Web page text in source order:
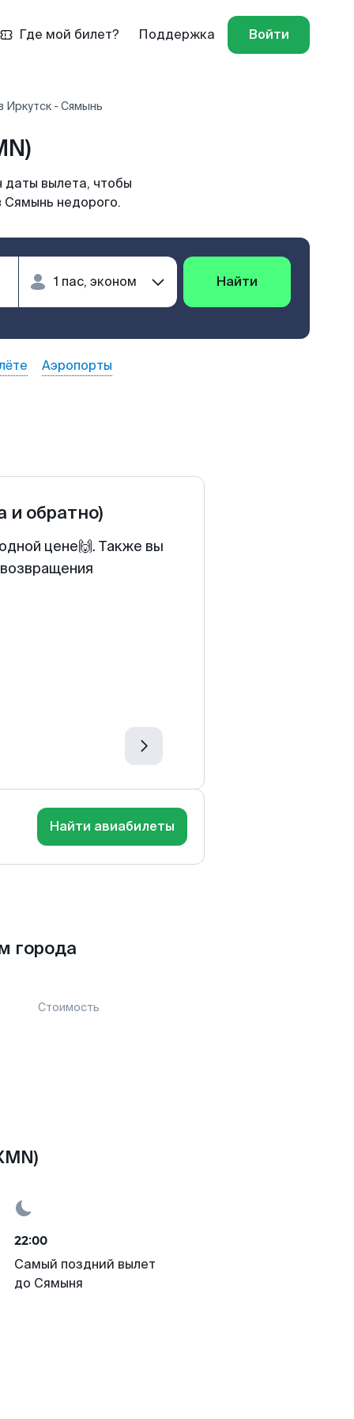
Где мой билет? Поддержка Войти
Иркутск - Сямынь
вылета, чтобы
Сямынь недорого.
Найти
Аэропорты
и обратно)
цене🙌. Также вы
Найти авиабилеты
города
Стоимость
22:00
Самый поздний вылет
до Сямыня